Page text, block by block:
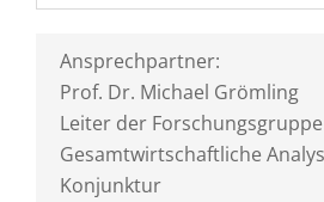
Ansprechpartner:
Prof. Dr. Michael Grömling
Leiter der Forschungsgruppe
Gesamtwirtschaftliche
Konjunktur